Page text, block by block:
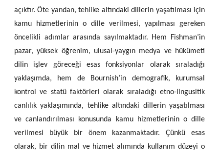
açıktır. Öte yandan, tehlike altındaki dillerin yaşatılması için
kamu hizmetlerinin o dille verilmesi, yapılması gereken
öncelikli adımlar arasında sayılmaktadır. Hem Fishman’in
pazar, yüksek öğrenim, ulusal-yaygın medya ve hükümeti
dilin işlev göreceği esas fonksiyonlar olarak sıraladığı
yaklaşımda, hem de Bournish’in demografik, kurumsal
kontrol ve statü faktörleri olarak sıraladığı etno-lingusitik
canlılık yaklaşımında, tehlike altındaki dillerin yaşatılması
ve canlandırılması konusunda kamu hizmetlerinin o dille
verilmesi büyük bir önem kazanmaktadır. Çünkü esas
olarak, bir dilin mal ve hizmet alımında kullanım düzeyi o